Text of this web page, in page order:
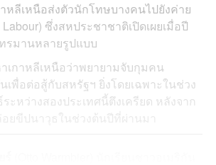
หลีเหนือส่งตัวนักโทษบางคนไปยังค่าย
ซึ่งสหประชาชาติเปิดเผยเมื่อปี
รมานหลายรูปแบบ
เกาหลีเหนือว่าพยายามจับกุมคน
พื่อต่อสู้กับสหรัฐฯ ยิ่งโดยเฉพาะในช่วง
ะหว่างสองประเทศนี้ตึงเครียด หลังจาก
อยขีปนาวุธในช่วงต้นปีที่ผ่านมา